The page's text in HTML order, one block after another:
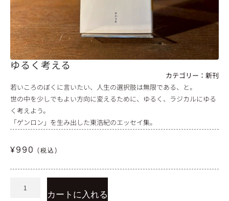
ゆるく考える
カテゴリー： 新刊
若いころのぼくに言いたい、人生の選択肢は無限である、と。
世の中を少しでもよい方向に変えるために、ゆるく、ラジカルにゆる
く考えよう。
「ゲンロン」を生み出した東浩紀のエッセイ集。
¥990 (税込)
カートに入れる